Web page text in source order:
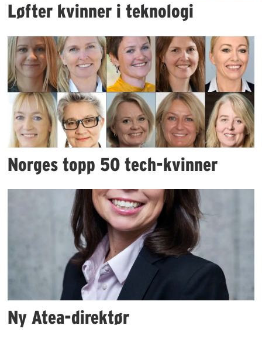
Løfter kvinner i teknologi
Norges topp 50 tech-kvinner
Ny Atea-direktør